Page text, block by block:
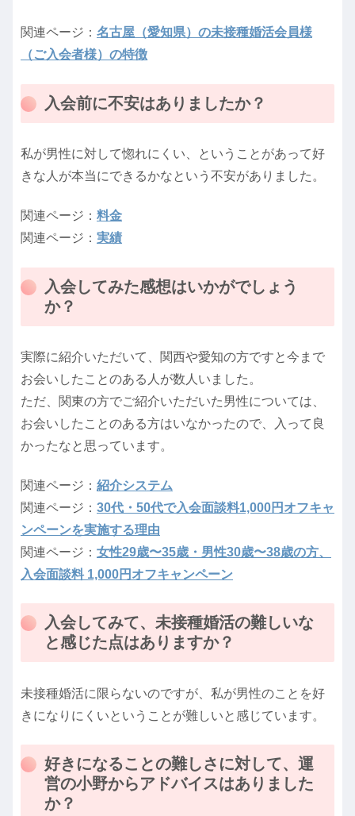
関連ページ： 名古屋（愛知県）の未接種婚活会員様
（ご入会者様）の特徴
入会前に不安はありましたか？
私が男性に対して惚れにくい、ということがあって好
きな人が本当にできるかなという不安がありました。
関連ページ： 料金
関連ページ： 実績
入会してみた感想はいかがでしょう
か？
実際に紹介いただいて、関西や愛知の方ですと今まで
お会いしたことのある人が数人いました。
ただ、関東の方でご紹介いただいた男性については、
お会いしたことのある方はいなかったので、入って良
かったなと思っています。
関連ページ： 紹介システム
関連ページ： 30代・50代で入会面談料1,000円オフキャ
ンペーンを実施する理由
関連ページ： 女性29歳〜35歳・男性30歳〜38歳の方、
入会面談料 1,000円オフキャンペーン
入会してみて、未接種婚活の難しいな
と感じた点はありますか？
未接種婚活に限らないのですが、私が男性のことを好
きになりにくいということが難しいと感じています。
好きになることの難しさに対して、運
営の小野からアドバイスはありました
か？